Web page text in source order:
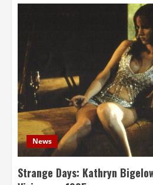
News
Strange Days: Kathryn